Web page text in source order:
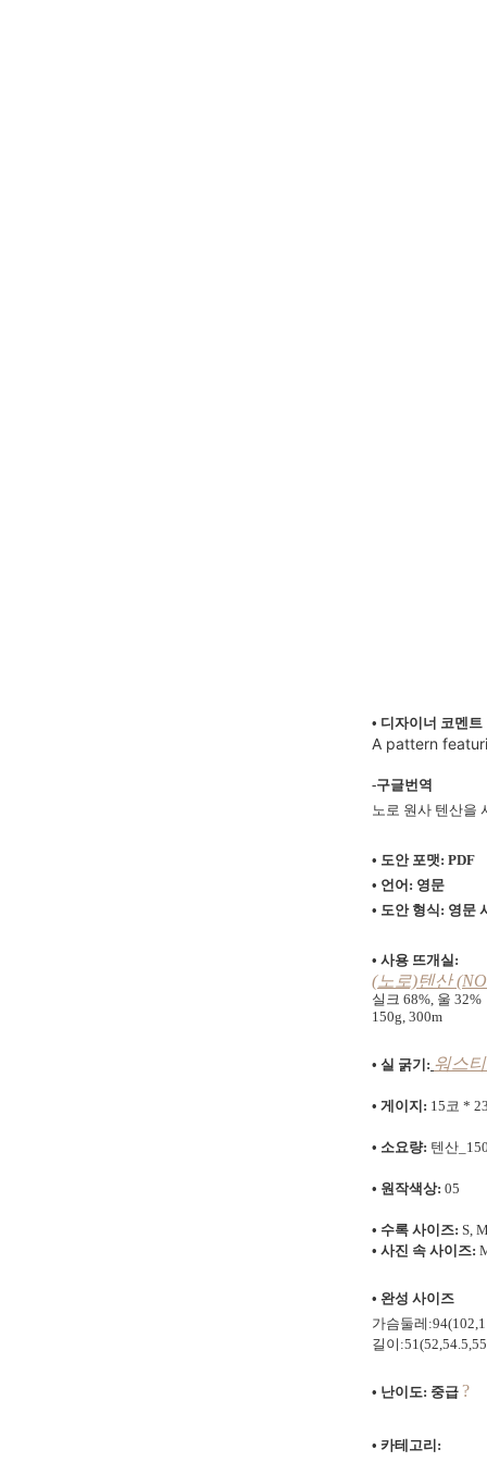
• 디자이너 코멘트
A pattern
-구글번역
노로 원사 텐산을
• 도안 포맷: PDF
• 언어: 영문
• 도안 형식: 영문
• 사용 뜨개실:
(노로)텐산
실크 68%, 울 32%
150g, 300m
• 실 굵기: 워스
• 게이지: 15코 *
• 소요량: 텐산
• 원작색상: 05
• 수록 사이즈: S,
• 사진 속 사이즈:
• 완성 사이즈
가슴둘레:
길이:
• 난이도: 중급 ?
• 카테고리: